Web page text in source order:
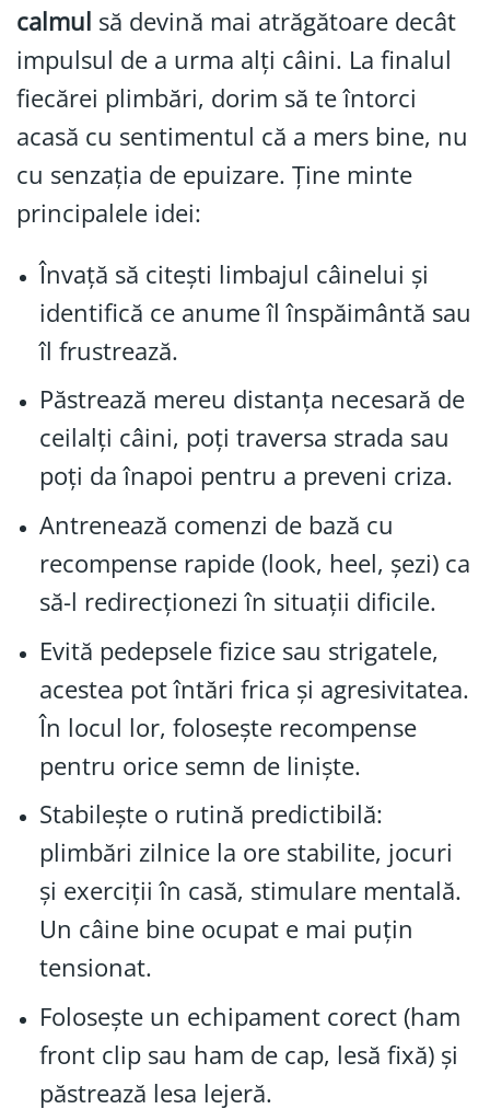
calmul să devină mai atrăgătoare decât
impulsul de a urma alți câini. La finalul
fiecărei plimbări, dorim să te întorci
acasă cu sentimentul că a mers bine, nu
cu senzația de epuizare. Ține minte
principalele idei:
Învață să citești limbajul câinelui și
identifică ce anume îl înspăimântă sau
îl frustrează.
Păstrează mereu distanța necesară de
ceilalți câini, poți traversa strada sau
poți da înapoi pentru a preveni criza.
Antrenează comenzi de bază cu
recompense rapide (look, heel, șezi) ca
să-l redirecționezi în situații dificile.
Evită pedepsele fizice sau strigatele,
acestea pot întări frica și agresivitatea.
În locul lor, folosește recompense
pentru orice semn de liniște.
Stabilește o rutină predictibilă:
plimbări zilnice la ore stabilite, jocuri
și exerciții în casă, stimulare mentală.
Un câine bine ocupat e mai puțin
tensionat.
Folosește un echipament corect (ham
front clip sau ham de cap, lesă fixă) și
păstrează lesa lejeră.